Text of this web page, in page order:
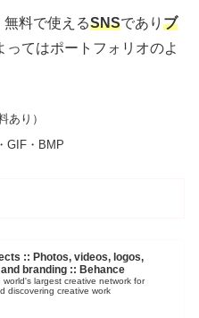
無料で使えるSNSであり ブ
ってはポートフォリオのよ
あり）
GIF・BMP
:: Photos, videos, logos,
branding :: Behance
world's largest creative network for
discovering creative work